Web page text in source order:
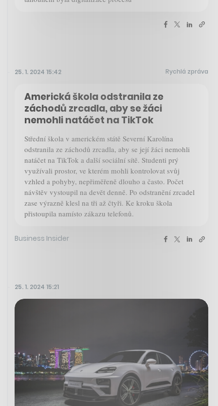
25. 1. 2024 15:42 Rychlá zpráva
Americká škola odstranila ze
záchodů zrcadla, aby se žáci
nemohli natáčet na TikTok
Střední škola v americkém státě Severní Karolína
odstranila ze záchodů zrcadla, aby se její žáci nemohli
natáčet na TikTok a další sociální sítě. Studenti prý
využívali prostor, ve kterém mohli kontrolovat svůj
vzhled a pohyby, nepřiměřeně dlouho a často. Počet
návštěv vystoupil na devět denně. Po odstranění zrcadel
zase výrazně klesl na tři až čtyři. Ke kroku škola
přistoupila namísto zákazu telefonů.
Business Insider
25. 1. 2024 15:21